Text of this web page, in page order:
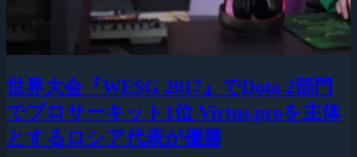
世界大会『WESG 2017』でDota 2部門
でプロサーキット1位 Virtus.proを主体
とするロシア代表が優勝